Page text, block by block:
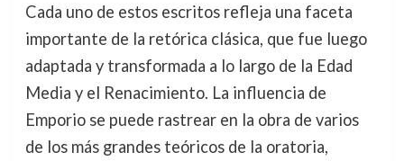
Cada uno de estos escritos refleja una faceta
importante de la retórica clásica, que fue luego
adaptada y transformada a lo largo de la Edad
Media y el Renacimiento. La influencia de
Emporio se puede rastrear en la obra de varios
de los más grandes teóricos de la oratoria,